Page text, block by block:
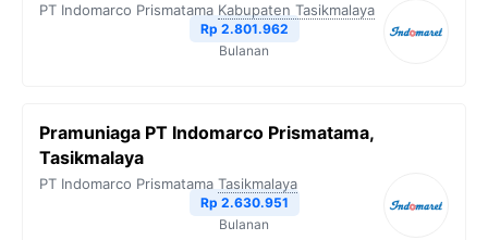
PT Indomarco Prismatama Kabupaten Tasikmalaya
Rp 2.801.962
Bulanan
Pramuniaga PT Indomarco Prismatama,
Tasikmalaya
PT Indomarco Prismatama Tasikmalaya
Rp 2.630.951
Bulanan